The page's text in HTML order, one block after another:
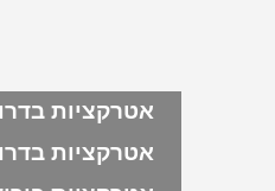
אטרקציות
אטרקציות